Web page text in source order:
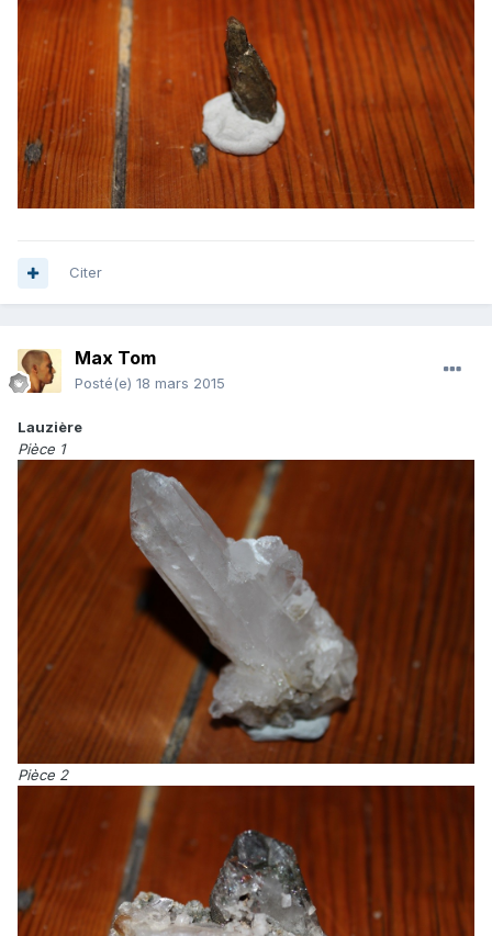
Citer
Max Tom
Posté(e) 18 mars 2015
Lauzière
Pièce 1
Pièce 2